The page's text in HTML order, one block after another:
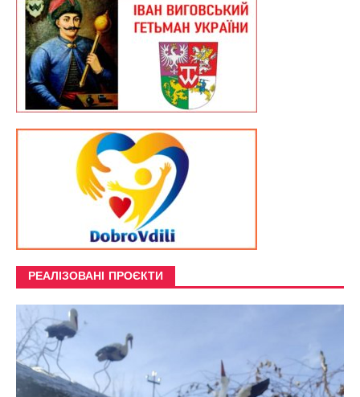
РЕАЛІЗОВАНІ ПРОЄКТИ